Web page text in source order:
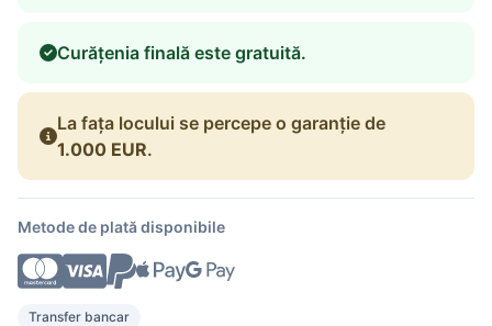
Curățenia finală este gratuită.
La fața locului se percepe o garanție de
1.000 EUR.
Metode de plată disponibile
Transfer bancar